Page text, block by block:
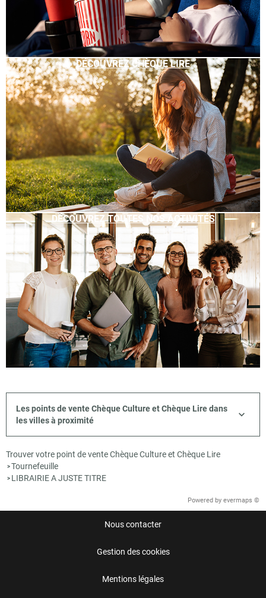
DÉCOUVREZ CHÈQUE LIRE
DÉCOUVREZ TOUTES NOS ACTIVITÉS
Les points de vente Chèque Culture et Chèque Lire dans
les villes à proximité
Trouver votre point de vente Chèque Culture et Chèque Lire
>Tournefeuille
> LIBRAIRIE A JUSTE TITRE
Powered by evermaps ©
Nous contacter
Gestion des cookies
Mentions légales